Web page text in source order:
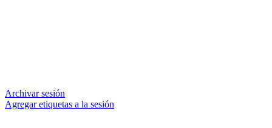
Archivar sesión
Agregar etiquetas a la sesión